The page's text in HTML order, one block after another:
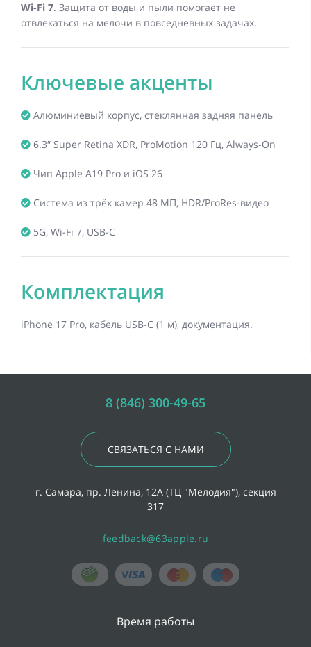
Wi-Fi 7. Защита от воды и пыли помогает не
отвлекаться на мелочи в повседневных задачах.
Ключевые акценты
Алюминиевый корпус, стеклянная задняя панель
6.3″ Super Retina XDR, ProMotion 120 Гц, Always-On
Чип Apple A19 Pro и iOS 26
Система из трёх камер 48 МП, HDR/ProRes-видео
5G, Wi-Fi 7, USB-C
Комплектация
iPhone 17 Pro, кабель USB-C (1 м), документация.
8 (846) 300-49-65
СВЯЗАТЬСЯ С НАМИ
г. Самара, пр. Ленина, 12А (ТЦ "Мелодия"), секция
317
feedback@63apple.ru
Время работы